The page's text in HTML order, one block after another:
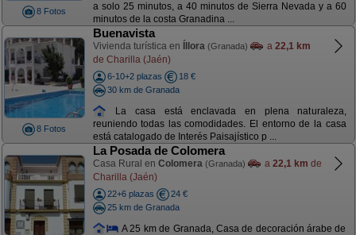
8 Fotos
a solo 25 minutos, a 40 minutos de Sierra Nevada y a 60
minutos de la costa Granadina ...
8 Fotos
Buenavista
Vivienda turística en Íllora (Granada) a 22,1 km
de Charilla (Jaén)
6-10+2 plazas
18 €
30 km de Granada
La casa está enclavada en plena naturaleza,
reuniendo todas las comodidades. El entorno de la casa
está catalogado de Interés Paisajístico p ...
La Posada de Colomera
Casa Rural en Colomera (Granada) a 22,1 km de
Charilla (Jaén)
22+6 plazas
24 €
25 km de Granada
A 25 km de Granada, Casa de decoración árabe de